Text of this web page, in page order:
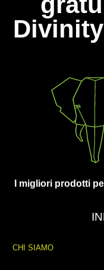
I migliori prodotti
CHI SIAMO